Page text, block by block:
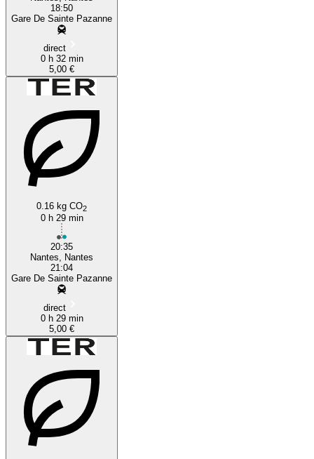
18:50
Gare De Sainte Pazanne
direct
0 h 32 min
5,00 €
0.16 kg CO2
0 h 29 min
20:35
Nantes, Nantes
21:04
Gare De Sainte Pazanne
direct
0 h 29 min
5,00 €